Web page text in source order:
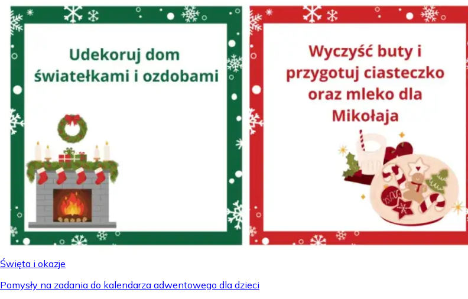
Święta i okazje
Pomysły na zadania do kalendarza adwentowego dla dzieci